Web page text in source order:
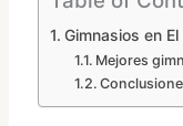
Gimnasios en
Mejores